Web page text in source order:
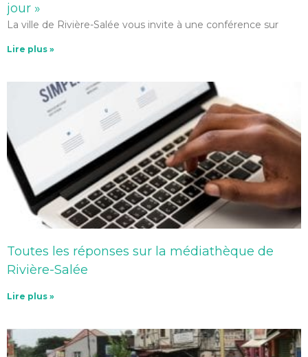
jour »
La ville de Rivière-Salée vous invite à une conférence sur
Lire plus »
Toutes les réponses sur la médiathèque de
Rivière-Salée
Lire plus »